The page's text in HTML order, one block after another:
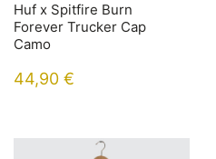
Huf x Spitfire Burn
Forever Trucker Cap
Camo
44,90 €